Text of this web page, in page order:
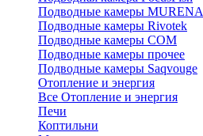
Подводные камеры MURENA
Подводные камеры Rivotek
Подводные камеры СОМ
Подводные камеры прочее
Подводные камеры Saqvouge
Отопление и энергия
Все Отопление и энергия
Печи
Коптильни